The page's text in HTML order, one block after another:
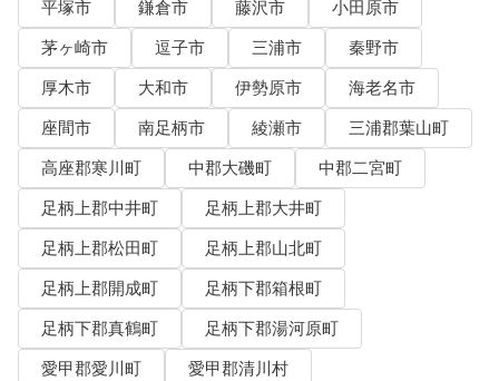
平塚市
鎌倉市 藤沢市
小田原市
茅ヶ崎市
逗子市 三浦市
秦野市
厚木市
大和市 伊勢原市
海老名市
座間市
南足柄市 綾瀬市
三浦郡葉山町
高座郡寒川町
中郡大磯町
中郡二宮町
足柄上郡中井町
足柄上郡大井町
足柄上郡松田町
足柄上郡山北町
足柄上郡開成町
足柄下郡箱根町
足柄下郡真鶴町
足柄下郡湯河原町
愛甲郡愛川町
愛甲郡清川村